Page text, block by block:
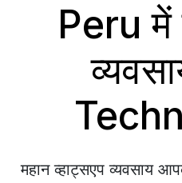
Peru में
महान व्हाट्सएप व्यवसाय